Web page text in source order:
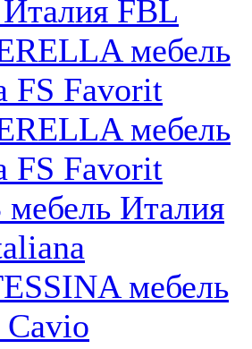
FBL
мебель
FS Favorit
мебель
FS Favorit
Италия
мебель